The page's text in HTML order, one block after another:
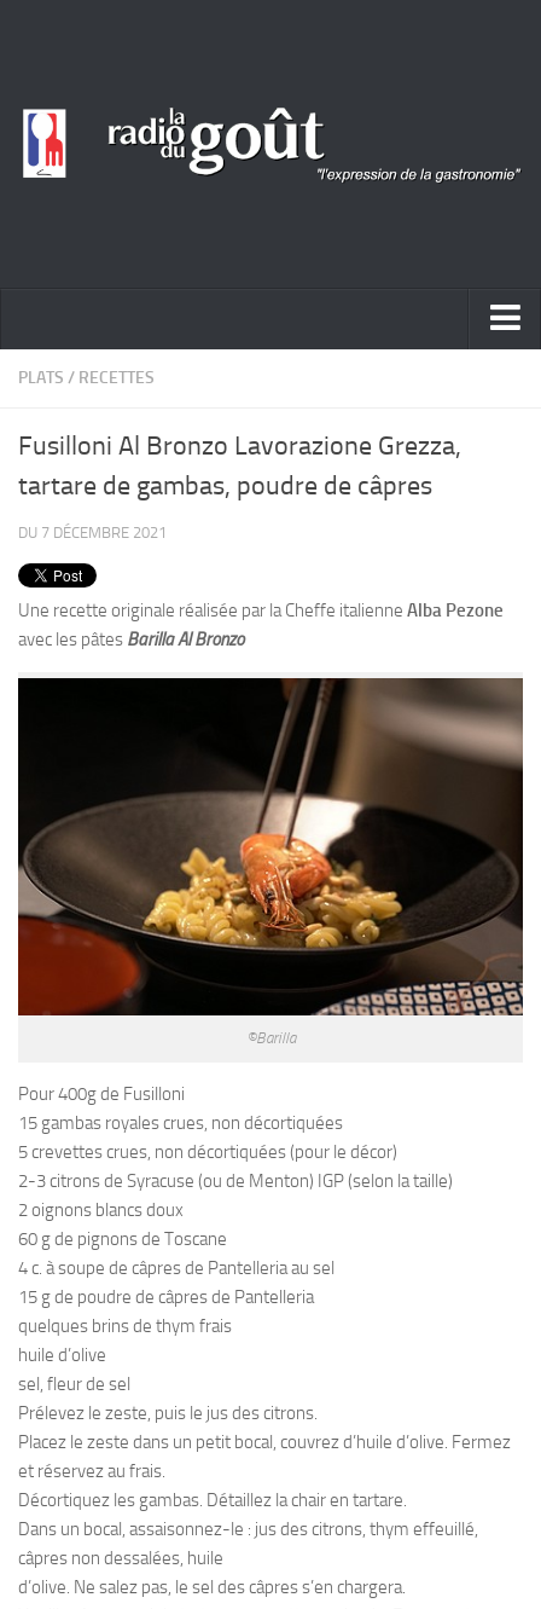
ACTUALITÉ
Entrées
Plats
PLATS / RECETTES
Fusilloni Al Bronzo Lavorazione Grezza,
tartare de gambas, poudre de câpres
DU 7 DÉCEMBRE 2021
Une recette originale réalisée par la Cheffe italienne Alba Pezone
avec les pâtes Barilla Al Bronzo
©Barilla
Pour 400g de Fusilloni
15 gambas royales crues, non décortiquées
5 crevettes crues, non décortiquées (pour le décor)
2-3 citrons de Syracuse (ou de Menton) IGP (selon la taille)
2 oignons blancs doux
60 g de pignons de Toscane
4 c. à soupe de câpres de Pantelleria au sel
15 g de poudre de câpres de Pantelleria
quelques brins de thym frais
huile d’olive
sel, fleur de sel
Prélevez le zeste, puis le jus des citrons.
Placez le zeste dans un petit bocal, couvrez d’huile d’olive. Fermez
et réservez au frais.
Décortiquez les gambas. Détaillez la chair en tartare.
Dans un bocal, assaisonnez-le : jus des citrons, thym effeuillé,
câpres non dessalées, huile
d’olive. Ne salez pas, le sel des câpres s’en chargera.